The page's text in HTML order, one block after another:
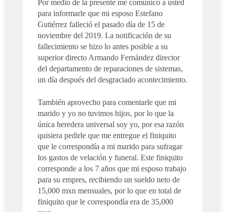
Por medio de la presente me comunico a usted
para informarle que mi esposo Estefano
Gutiérrez falleció el pasado día de 15 de
noviembre del 2019. La notificación de su
fallecimiento se hizo lo antes posible a su
superior directo Armando Fernández director
del departamento de reparaciones de sistemas,
un día después del desgraciado acontecimiento.
También aprovecho para comentarle que mi
marido y yo no tuvimos hijos, por lo que la
única heredera universal soy yo, por esa razón
quisiera pedirle que me entregue el finiquito
que le correspondía a mi marido para sufragar
los gastos de velación y funeral. Este finiquito
corresponde a los 7 años que mi esposo trabajo
para su empres, recibiendo un sueldo neto de
15,000 mxn mensuales, por lo que en total de
finiquito que le correspondía era de 35,000